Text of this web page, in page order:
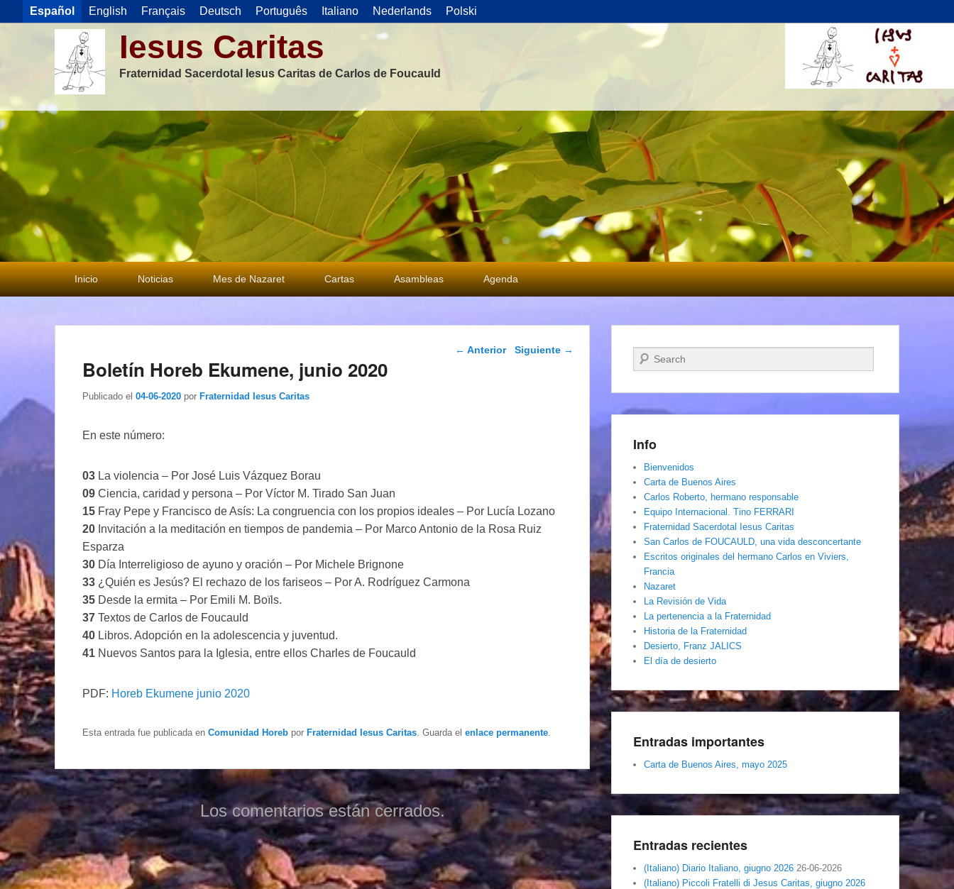
Español English Français Deutsch Português Italiano Nederlands Polski
Iesus Caritas
Fraternidad Sacerdotal Iesus Caritas de Carlos de Foucauld
Menú
principal
Inicio Noticias Mes de Nazaret Cartas Asambleas Agenda
Navegación de
← Anterior Siguiente →
Boletín Horeb Ekumene, junio 2020
Publicado el 04-06-2020 por Fraternidad Iesus Caritas
En este número:
03 La violencia – Por José Luis Vázquez Borau
09 Ciencia, caridad y persona – Por Víctor M. Tirado San Juan
15 Fray Pepe y Francisco de Asís: La congruencia con los propios ideales – Por Lucía Lozano
20 Invitación a la meditación en tiempos de pandemia – Por Marco Antonio de la Rosa Ruiz
Esparza
30 Día Interreligioso de ayuno y oración – Por Michele Brignone
33 ¿Quién es Jesús? El rechazo de los fariseos – Por A. Rodríguez Carmona
35 Desde la ermita – Por Emili M. Boïls.
37 Textos de Carlos de Foucauld
40 Libros. Adopción en la adolescencia y juventud.
41 Nuevos Santos para la Iglesia, entre ellos Charles de Foucauld
PDF: Horeb Ekumene junio 2020
Esta entrada fue publicada en Comunidad Horeb por Fraternidad Iesus Caritas . Guarda el enlace permanente
Los comentarios están cerrados.
Buscar
Info
Bienvenidos
Carta de Buenos Aires
Carlos Roberto, hermano responsable
Equipo Internacional. Tino FERRARI
Fraternidad Sacerdotal Iesus Caritas
San Carlos de FOUCAULD, una vida desconcertante
Escritos originales del hermano Carlos en Viviers,
Francia
Nazaret
La Revisión de Vida
La pertenencia a la Fraternidad
Historia de la Fraternidad
Desierto, Franz JALICS
El día de desierto
Entradas importantes
Carta de Buenos Aires, mayo 2025
Entradas recientes
(Italiano) Diario Italiano, giugno 2026 26-06-2026
(Italiano) Piccoli Fratelli di Jesus Caritas, giugno 2026